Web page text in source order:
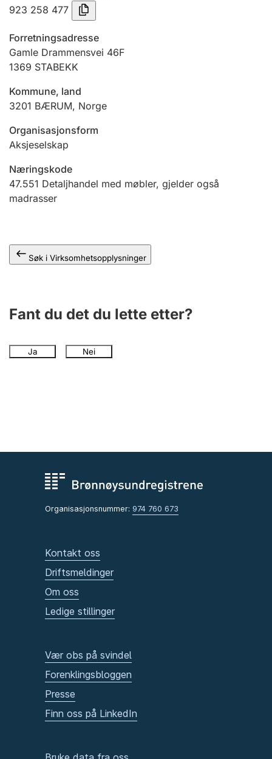
Jeger
Ektepaktveileder
Offentlig sektor
923 258 477
Forretningsadresse
Gamle Drammensvei 46F
1369 STABEKK
Kommune, land
3201 BÆRUM, Norge
Organisasjonsform
Aksjeselskap
Næringskode
47.551 Detaljhandel med møbler, gjelder også
madrasser
Søk i Virksomhetsopplysninger
Fant du det du lette etter?
Ja Nei
Organisasjonsnummer: 974 760 673
Kontakt oss
Driftsmeldinger
Om oss
Ledige stillinger
Vær obs på svindel
Forenklingsbloggen
Presse
Finn oss på LinkedIn